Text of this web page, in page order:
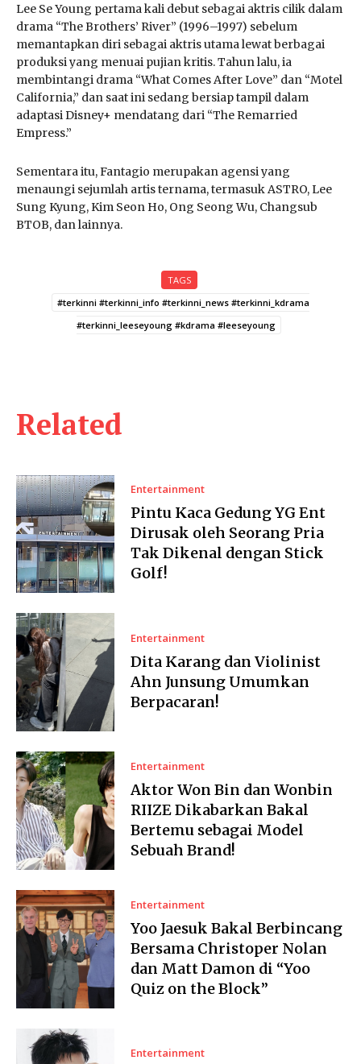
Lee Se Young pertama kali debut sebagai aktris cilik dalam
drama “The Brothers’ River” (1996–1997) sebelum
memantapkan diri sebagai aktris utama lewat berbagai
produksi yang menuai pujian kritis. Tahun lalu, ia
membintangi drama “What Comes After Love” dan “Motel
California,” dan saat ini sedang bersiap tampil dalam
adaptasi Disney+ mendatang dari “The Remarried
Empress.”
Sementara itu, Fantagio merupakan agensi yang
menaungi sejumlah artis ternama, termasuk ASTRO, Lee
Sung Kyung, Kim Seon Ho, Ong Seong Wu, Changsub
BTOB, dan lainnya.
TAGS
#terkinni #terkinni_info #terkinni_news #terkinni_kdrama
#terkinni_leeseyoung #kdrama #leeseyoung
Related
Entertainment
Pintu Kaca Gedung YG Ent
Dirusak oleh Seorang Pria
Tak Dikenal dengan Stick
Golf!
Entertainment
Dita Karang dan Violinist
Ahn Junsung Umumkan
Berpacaran!
Entertainment
Aktor Won Bin dan Wonbin
RIIZE Dikabarkan Bakal
Bertemu sebagai Model
Sebuah Brand!
Entertainment
Yoo Jaesuk Bakal Berbincang
Bersama Christoper Nolan
dan Matt Damon di “Yoo
Quiz on the Block”
Entertainment